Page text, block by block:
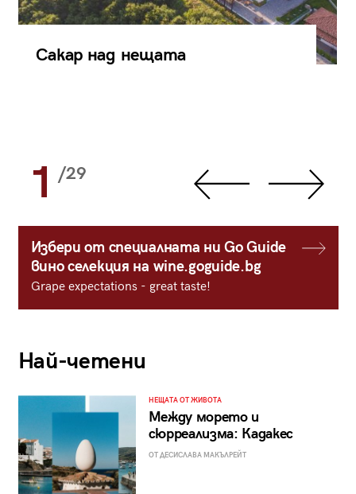
Сакар над нещата
1 /29
Избери от специалната ни Go Guide
вино селекция на wine.goguide.bg
Grape expectations - great taste!
Най-четени
НЕЩАТА ОТ ЖИВОТА
Между морето и
сюрреализма: Кадакес
ОТ ДЕСИСЛАВА МАКЪЛРЕЙТ